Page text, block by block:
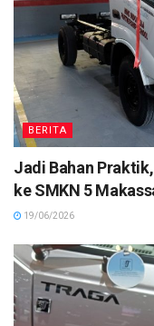
BERITA
Jadi Bahan
ke SMKN 5
19/06/2026